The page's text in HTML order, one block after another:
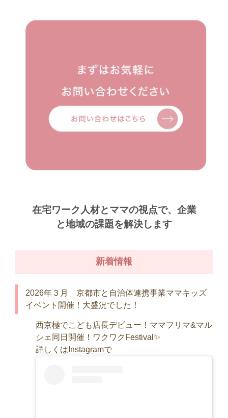
在宅ワーク人材とママの視点で、企業
と地域の課題を解決します
新着情報
2026年３月 京都市と自治体連携事業ママキッズ
イベント開催！大盛況でした！
西京極でこども店長デビュー！ママフリマ&マル
シェ同日開催！ワクワクFestival✨
詳しくはInstagramで